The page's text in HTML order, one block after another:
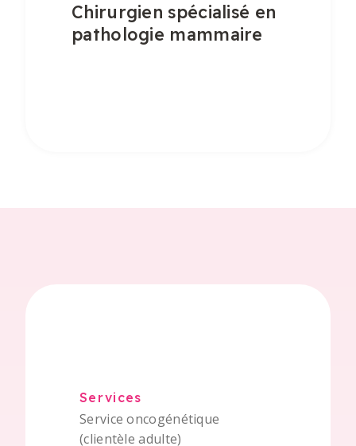
Chirurgien spécialisé en
pathologie mammaire
Services
Service oncogénétique
(clientèle adulte)